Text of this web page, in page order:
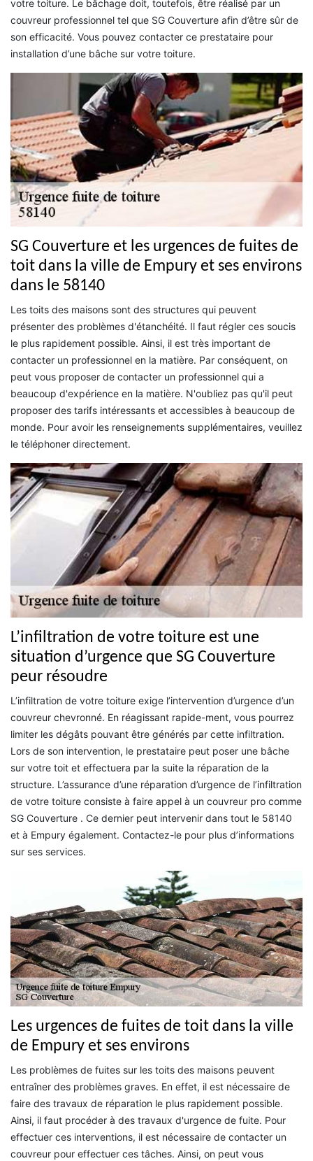
votre toiture. Le bâchage doit, toutefois, être réalisé par un
couvreur professionnel tel que SG Couverture afin d’être sûr de
son efficacité. Vous pouvez contacter ce prestataire pour
installation d’une bâche sur votre toiture.
SG Couverture et les urgences de fuites de
toit dans la ville de Empury et ses environs
dans le 58140
Les toits des maisons sont des structures qui peuvent
présenter des problèmes d'étanchéité. Il faut régler ces soucis
le plus rapidement possible. Ainsi, il est très important de
contacter un professionnel en la matière. Par conséquent, on
peut vous proposer de contacter un professionnel qui a
beaucoup d'expérience en la matière. N'oubliez pas qu'il peut
proposer des tarifs intéressants et accessibles à beaucoup de
monde. Pour avoir les renseignements supplémentaires, veuillez
le téléphoner directement.
L’infiltration de votre toiture est une
situation d’urgence que SG Couverture
peur résoudre
L’infiltration de votre toiture exige l’intervention d’urgence d’un
couvreur chevronné. En réagissant rapide-ment, vous pourrez
limiter les dégâts pouvant être générés par cette infiltration.
Lors de son intervention, le prestataire peut poser une bâche
sur votre toit et effectuera par la suite la réparation de la
structure. L’assurance d’une réparation d’urgence de l’infiltration
de votre toiture consiste à faire appel à un couvreur pro comme
SG Couverture . Ce dernier peut intervenir dans tout le 58140
et à Empury également. Contactez-le pour plus d’informations
sur ses services.
Les urgences de fuites de toit dans la ville
de Empury et ses environs
Les problèmes de fuites sur les toits des maisons peuvent
entraîner des problèmes graves. En effet, il est nécessaire de
faire des travaux de réparation le plus rapidement possible.
Ainsi, il faut procéder à des travaux d'urgence de fuite. Pour
effectuer ces interventions, il est nécessaire de contacter un
couvreur pour effectuer ces tâches. Ainsi, on peut vous